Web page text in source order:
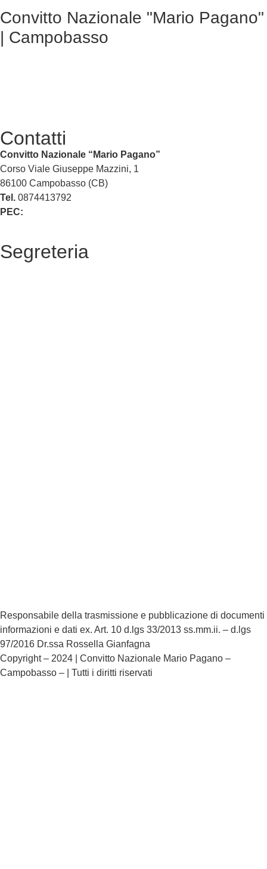
Convitto Nazionale "Mario Pagano"
| Campobasso
Contatti
Convitto Nazionale “Mario Pagano”
Corso Viale Giuseppe Mazzini, 1
86100 Campobasso (CB)
Tel. 0874413792
PEC:
Segreteria
Responsabile della trasmissione e pubblicazione di documenti
informazioni e dati ex. Art. 10 d.lgs 33/2013 ss.mm.ii. – d.lgs
97/2016 Dr.ssa Rossella Gianfagna
Copyright – 2024 | Convitto Nazionale Mario Pagano –
Campobasso – | Tutti i diritti riservati